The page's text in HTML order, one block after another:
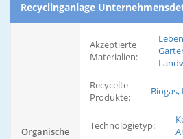
Recyclinganlage
Organische
Akzeptierte
Materialien:
Recycelte
Produkte:
Technologietyp: